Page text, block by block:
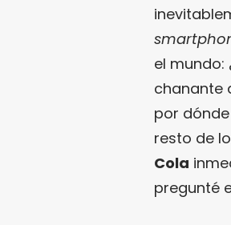
el
chanante
por
resto de
Cola
pregunté